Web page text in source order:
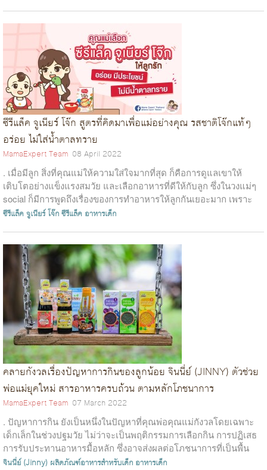
ซีรีแล็ค จูเนียร์ โจ๊ก สูตรที่คิดมาเพื่อแม่อย่างคุณ รสชาติโจ๊กแท้ๆ
อร่อย ไม่ใส่น้ำตาลทราย
MamaExpert Team 08 April 2022
. เมื่อมีลูก สิ่งที่คุณแม่ให้ความใส่ใจมากที่สุด ก็คือการดูแลเขาให้
เติบโตอย่างแข็งแรงสมวัย และเลือกอาหารที่ดีให้กับลูก ซึ่งในวงแม่ๆ
social ก็มีการพูดถึงเรื่องของการทำอาหารให้ลูกกันเยอะมาก เพราะ
อยากใ...
ซีรีแล็ค จูเนียร์ โจ๊กซีรีแล็ค อาหารเด็ก
คลายกังวลเรื่องปัญหาการกินของลูกน้อย จินนี่ย์ (JINNY) ตัวช่วย
พ่อแม่ยุคใหม่ สารอาหารครบถ้วน ตามหลักโภชนาการ
MamaExpert Team 07 March 2022
. ปัญหาการกิน ยังเป็นหนึ่งในปัญหาที่คุณพ่อคุณแม่กังวลโดยเฉพาะ
เด็กเล็กในช่วงปฐมวัย ไม่ว่าจะเป็นพฤติกรรมการเลือกกิน การปฏิเสธ
การรับประทานอาหารมื้อหลัก ซึ่งอาจส่งผลต่อโภชนาการที่เป็นพื้น
ฐานของการเจริญ...
จินนี่ย์ (Jinny) ผลิตภัณฑ์อาหารสำหรับเด็ก อาหารเด็ก